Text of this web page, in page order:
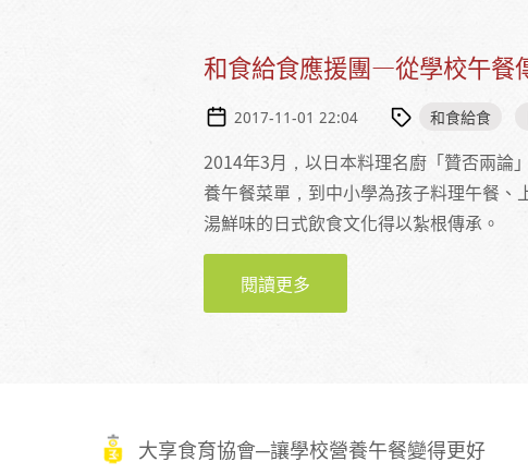
和食給食應援團—從學校午餐
2017-11-01 22:04 和食給食
2014年3月，以日本料理名廚「贊否兩論
養午餐菜單，到中小學為孩子料理午餐
湯鮮味的日式飲食文化得以紮根傳承。
閱讀更多
大享食育協會─讓學校營養午餐變得更好